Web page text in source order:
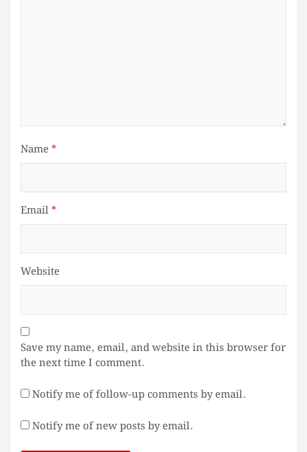
Name*
Email*
Website
Save my name, email, and website in this browser for
the next time I comment.
Notify me of follow-up comments by email.
Notify me of new posts by email.